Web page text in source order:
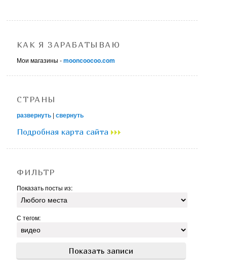
КАК Я ЗАРАБАТЫВАЮ
Мои магазины -mooncoocoo.com
СТРАНЫ
развернуть |свернуть
Подробная карта сайта
ФИЛЬТР
Показать посты из:
С тегом: